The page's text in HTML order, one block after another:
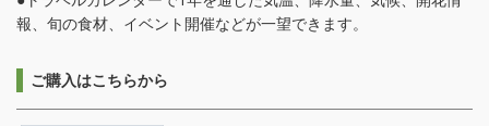
報、旬の食材、イベント開催などが一望できます。
ご購入はこちらから